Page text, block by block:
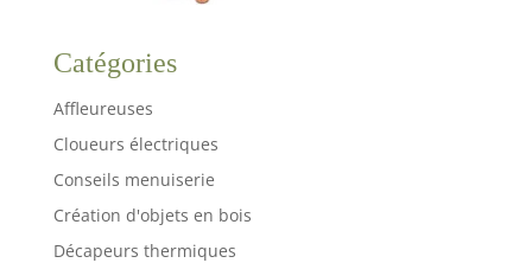
Catégories
Affleureuses
Cloueurs électriques
Conseils menuiserie
Création d'objets en bois
Décapeurs thermiques